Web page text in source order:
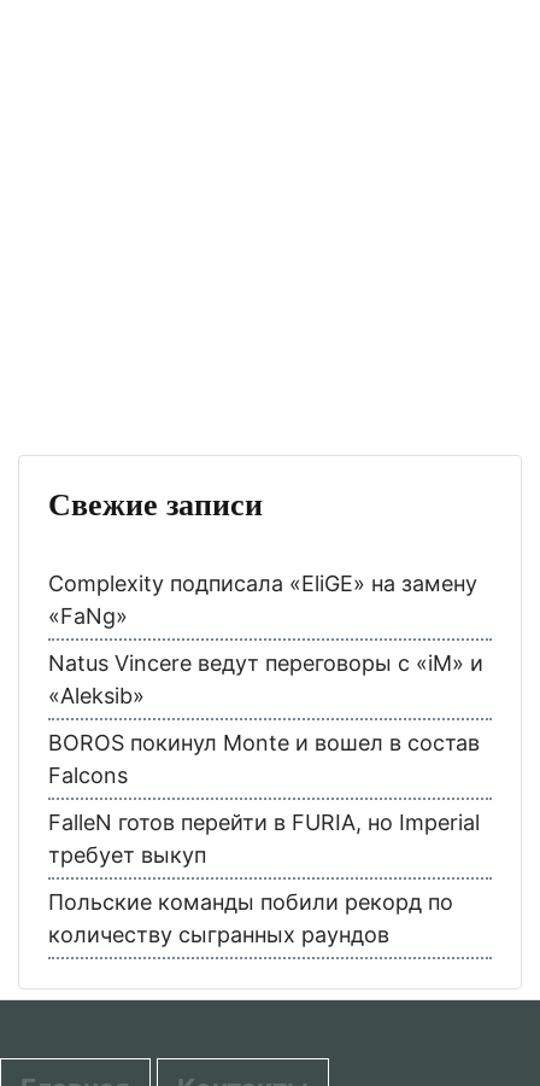
Свежие записи
Complexity подписала «EliGE» на замену
«FaNg»
Natus Vincere ведут переговоры с «iM» и
«Aleksib»
BOROS покинул Monte и вошел в состав
Falcons
FalleN готов перейти в FURIA, но Imperial
требует выкуп
Польские команды побили рекорд по
количеству сыгранных раундов